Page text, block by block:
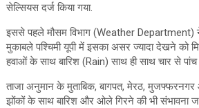
सेल्सियस दर्ज किया गया.
इससे पहले मौसम विभाग (Weather Department) ने
मुकाबले पश्चिमी यूपी में इसका असर ज्यादा देखने को
हवाओं के साथ बारिश (Rain) साथ ही साथ चार से
ताजा अनुमान के मुताबिक, बागपत, मेरठ,
झोंकों के साथ बारिश और ओले गिरने की भी संभावना